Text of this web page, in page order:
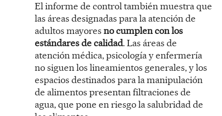
El informe de control también muestra que
las áreas designadas para la atención de
adultos mayores no cumplen con los
estándares de calidad. Las áreas de
atención médica, psicología y enfermería
no siguen los lineamientos generales, y los
espacios destinados para la manipulación
de alimentos presentan filtraciones de
agua, que pone en riesgo la salubridad de